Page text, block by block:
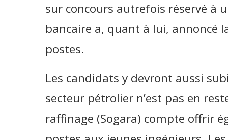
sur concours autrefois réservé à
bancaire a, quant à lui, annoncé
postes.
Les candidats y devront aussi
secteur pétrolier n’est pas en
raffinage (Sogara) compte offrir